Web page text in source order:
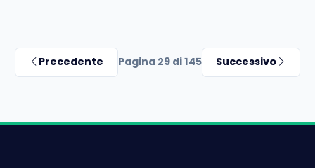
Precedente Pagina 29 di 145 Successivo